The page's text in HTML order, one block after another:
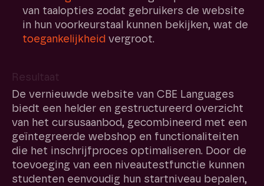
van taalopties zodat gebruikers de website
in hun voorkeurstaal kunnen bekijken, wat de
toegankelijkheid vergroot.
Resultaat
De vernieuwde website van CBE Languages
biedt een helder en gestructureerd overzicht
van het cursusaanbod, gecombineerd met een
geïntegreerde webshop en functionaliteiten
die het inschrijfproces optimaliseren. Door de
toevoeging van een niveautestfunctie kunnen
studenten eenvoudig hun startniveau bepalen,